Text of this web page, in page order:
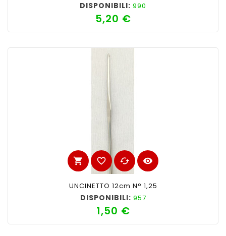
DISPONIBILI: 990
5,20 €Prezzo
shopping_cart favorite_border cached visibility
UNCINETTO 12cm N° 1,25
DISPONIBILI: 957
1,50 €Prezzo